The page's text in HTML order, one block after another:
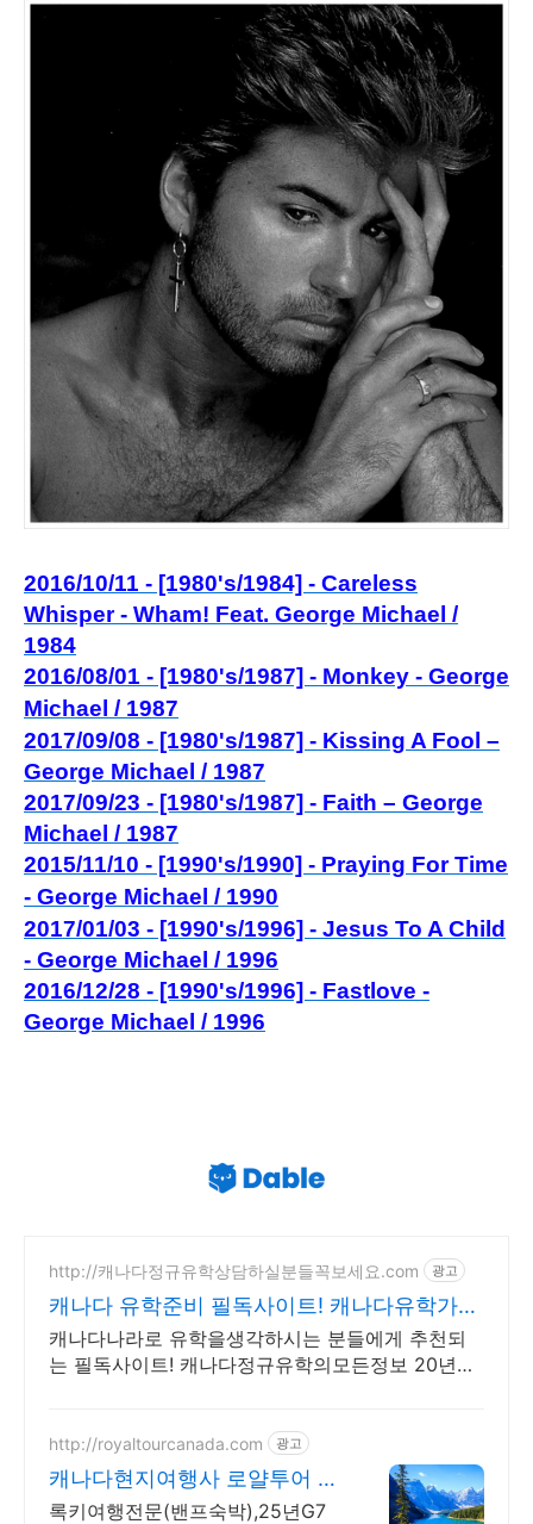
2016/10/11 - [1980's/1984] - Careless
Whisper - Wham! Feat. George Michael /
1984
2016/08/01 - [1980's/1987] - Monkey - George
Michael / 1987
2017/09/08 - [1980's/1987] - Kissing A Fool –
George Michael / 1987
2017/09/23 - [1980's/1987] - Faith – George
Michael / 1987
2015/11/10 - [1990's/1990] - Praying For Time
- George Michael / 1990
2017/01/03 - [1990's/1996] - Jesus To A Child
- George Michael / 1996
2016/12/28 - [1990's/1996] - Fastlove -
George Michael / 1996
http://캐나다정규유학상담하실분들꼭보세요.com 광고
캐나다 유학준비 필독사이트! 캐나다유학가실
분 꼭보세요!
캐나다나라로 유학을생각하시는 분들에게 추천되
는 필독사이트! 캐나다정규유학의모든정보 20년이
http://royaltourcanada.com 광고
캐나다현지여행사 로얄투어 동
화속 마을 밴프타운 숙박
록키여행전문(밴프숙박),25년G7